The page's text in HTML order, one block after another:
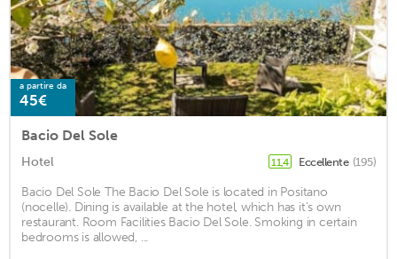
a partire da
45€
Bacio Del Sole
Hotel 11,4 Eccellente (195)
Bacio Del Sole The Bacio Del Sole is located in Positano
(nocelle). Dining is available at the hotel, which has it's own
restaurant. Room Facilities Bacio Del Sole. Smoking in certain
bedrooms is allowed, ...